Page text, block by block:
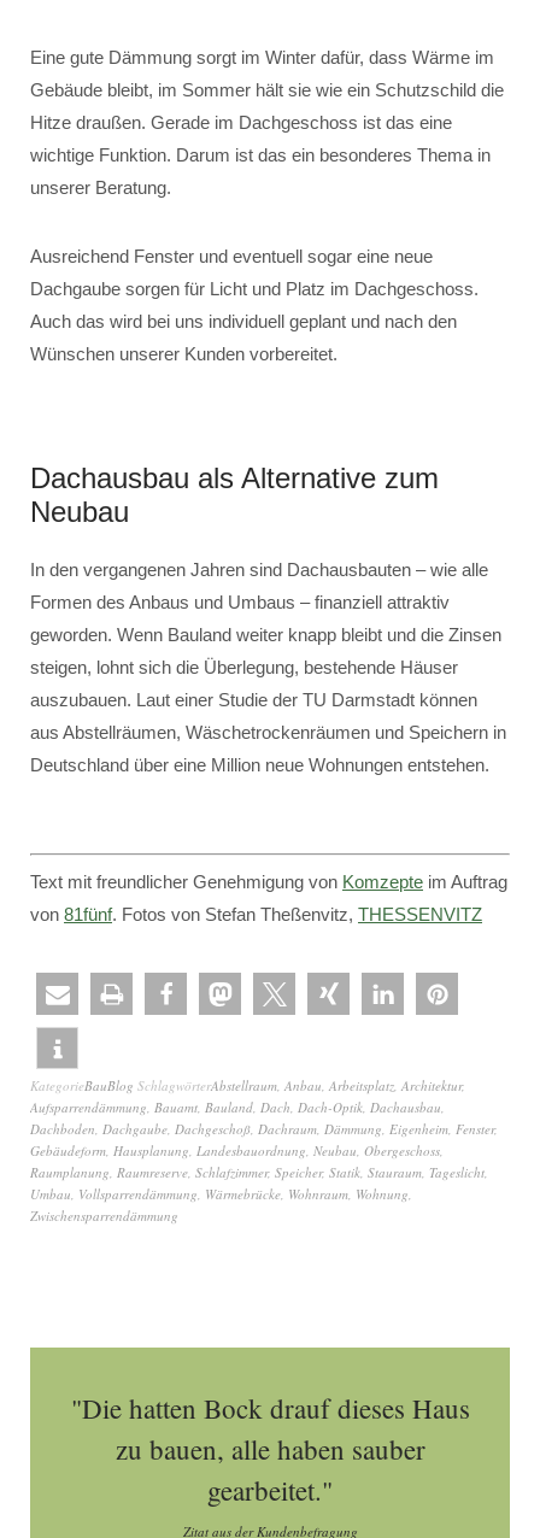
Eine gute Dämmung sorgt im Winter dafür, dass Wärme im
Gebäude bleibt, im Sommer hält sie wie ein Schutzschild die
Hitze draußen. Gerade im Dachgeschoss ist das eine
wichtige Funktion. Darum ist das ein besonderes Thema in
unserer Beratung.
Ausreichend Fenster und eventuell sogar eine neue
Dachgaube sorgen für Licht und Platz im Dachgeschoss.
Auch das wird bei uns individuell geplant und nach den
Wünschen unserer Kunden vorbereitet.
Dachausbau als Alternative zum
Neubau
In den vergangenen Jahren sind Dachausbauten – wie alle
Formen des Anbaus und Umbaus – finanziell attraktiv
geworden. Wenn Bauland weiter knapp bleibt und die Zinsen
steigen, lohnt sich die Überlegung, bestehende Häuser
auszubauen. Laut einer Studie der TU Darmstadt können
aus Abstellräumen, Wäschetrockenräumen und Speichern in
Deutschland über eine Million neue Wohnungen entstehen.
Text mit freundlicher Genehmigung von Komzepte im Auftrag
von 81fünf. Fotos von Stefan Theßenvitz, THESSENVITZ
KategorieBauBlog SchlagwörterAbstellraum, Anbau, Arbeitsplatz, Architektur,
Aufsparrendämmung, Bauamt, Bauland, Dach, Dach-Optik, Dachausbau,
Dachboden, Dachgaube, Dachgeschoß, Dachraum, Dämmung, Eigenheim, Fenster,
Gebäudeform, Hausplanung, Landesbauordnung, Neubau, Obergeschoss,
Raumplanung, Raumreserve, Schlafzimmer, Speicher, Statik, Stauraum, Tageslicht,
Umbau, Vollsparrendämmung, Wärmebrücke, Wohnraum, Wohnung,
Zwischensparrendämmung
"Die hatten Bock drauf dieses Haus
zu bauen, alle haben sauber
gearbeitet."
Zitat aus der Kundenbefragung